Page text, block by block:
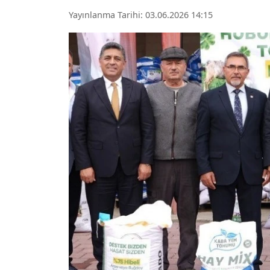
Yayınlanma Tarihi: 03.06.2026 14:15